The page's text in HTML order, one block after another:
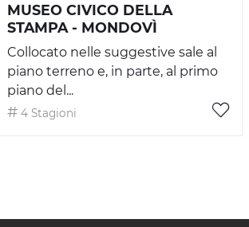
MUSEO CIVICO DELLA
STAMPA - MONDOVÌ
Collocato nelle suggestive sale al
piano terreno e, in parte, al primo
piano del...
4 Stagioni